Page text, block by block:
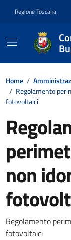
Regione Toscana
Contenuti
Home /
/ Regolamento
fotovoltaici
non
Dettagli
Regolamento
fotovoltaici